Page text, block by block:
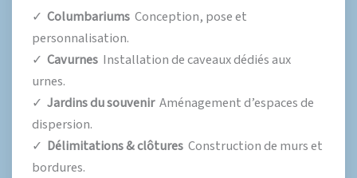
✓ Columbariums Conception, pose et
personnalisation.
✓ Cavurnes Installation de caveaux dédiés aux
urnes.
✓ Jardins du souvenirAménagement d’espaces de
dispersion.
✓ Délimitations & clôtures Construction de murs et
bordures.